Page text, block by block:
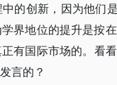
的创新，因为他们
地位的提升是按
有国际市场的。看
言的？